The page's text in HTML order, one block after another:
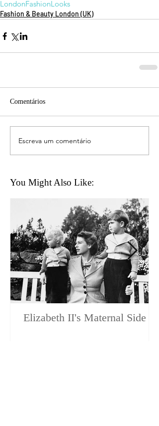
LondonFashionLooks
Fashion & Beauty London (UK)
Comentários
Escreva um comentário
You Might Also Like:
Elizabeth II's Maternal Side